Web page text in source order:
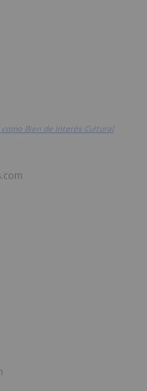
Bien de Interés Cultural